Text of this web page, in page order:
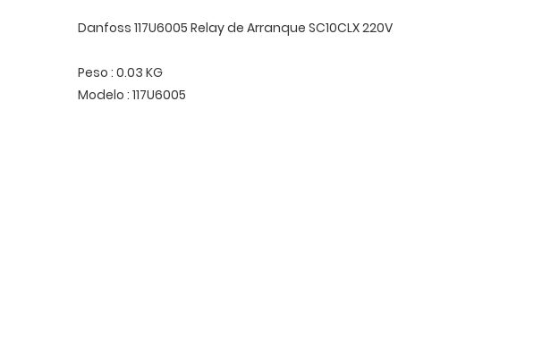
Danfoss 117U6005 Relay de Arranque SC10CLX 220V
Peso : 0.03 KG
Modelo : 117U6005